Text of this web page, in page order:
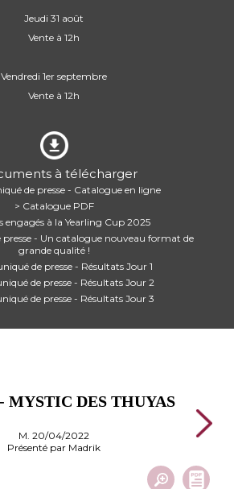
Jeudi 31 août
Vente à 12h
Vendredi 1er septembre
Vente à 12h
à télécharger
de presse - Catalogue en ligne
> Catalogue PDF
engagés à la Yearling Cup 2025
- Un catalogue nouveau format de
grande qualité !
de presse - Résultats Jour 1
de presse - Résultats Jour 2
de presse - Résultats Jour 3
MYSTIC DES THUYAS
M. 20/04/2022
Présenté par Madrik